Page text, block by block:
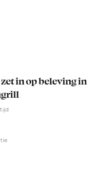
in op beleving in